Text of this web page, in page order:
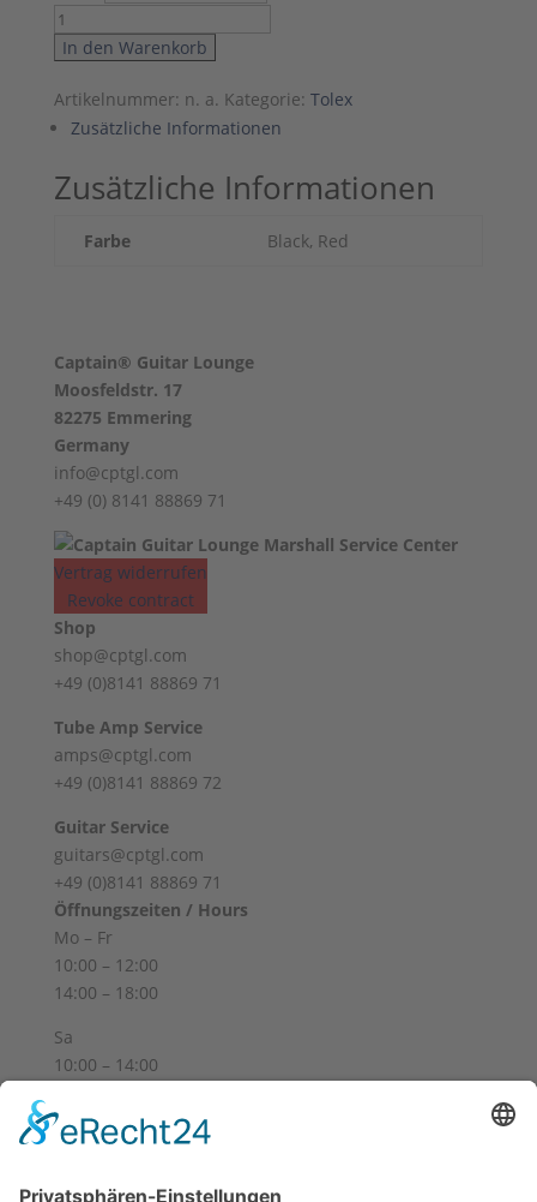
Marshall®
Elephant
Menge
In den Warenkorb
Artikelnummer: n. a. Kategorie: Tolex
Zusätzliche Informationen
Zusätzliche Informationen
Farbe Black, Red
Captain® Guitar Lounge
Moosfeldstr. 17
82275 Emmering
Germany
info@cptgl.com
+49 (0) 8141 88869 71
Vertrag widerrufen
Revoke contract
Shop
shop@cptgl.com
+49 (0)8141 88869 71
Tube Amp Service
amps@cptgl.com
+49 (0)8141 88869 72
Guitar Service
guitars@cptgl.com
+49 (0)8141 88869 71
Öffnungszeiten / Hours
Mo – Fr
10:00 – 12:00
14:00 – 18:00
Sa
10:00 – 14:00
Und nach Vereinbarung
And by appointment